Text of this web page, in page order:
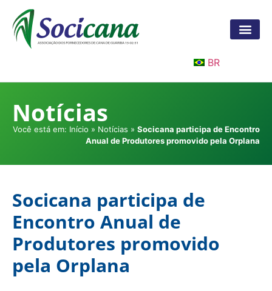
BR
Notícias
Você está em: Início » Notícias » Socicana participa de Encontro
Anual de Produtores promovido pela Orplana
Socicana participa de
Encontro Anual de
Produtores promovido
pela Orplana